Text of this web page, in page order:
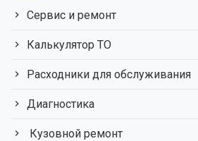
Сервис и ремонт
Калькулятор ТО
Расходники для обслуживания
Диагностика
Кузовной ремонт